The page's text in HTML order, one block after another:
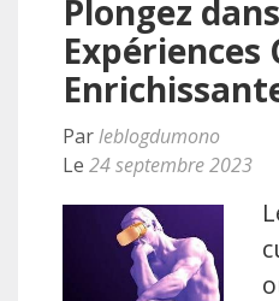
Plongez
Expériences
Parleblogdumono
Le 24 septembre 2023